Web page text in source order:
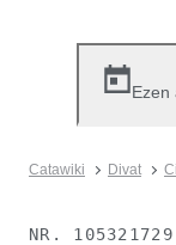
Ezen
Catawiki Divat
NR. 105321729